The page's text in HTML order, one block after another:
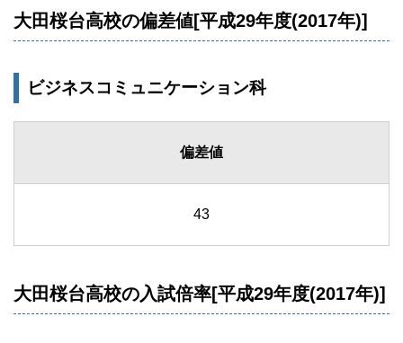
大田桜台高校の偏差値[平成29年度(2017年)]
ビジネスコミュニケーション科
偏差値
43
大田桜台高校の入試倍率[平成29年度(2017年)]